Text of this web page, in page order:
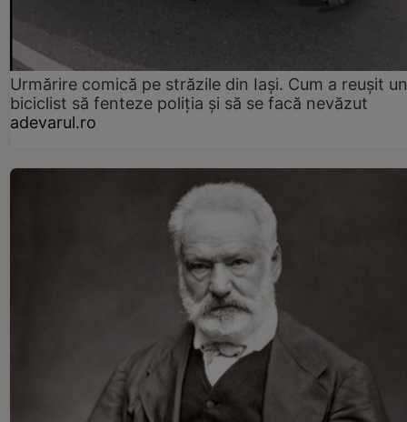
Urmărire comică pe străzile din Iași. Cum a reușit un
biciclist să fenteze poliția și să se facă nevăzut
adevarul.ro